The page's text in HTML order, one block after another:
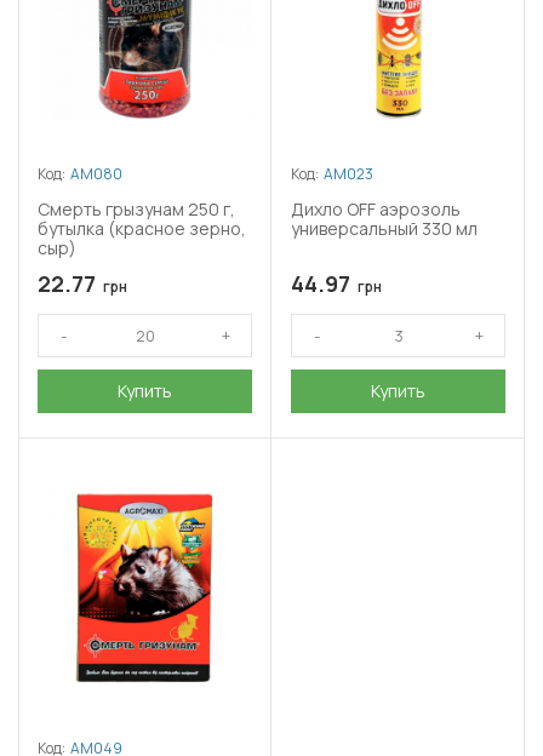
Код: АМ080
Смерть грызунам 250 г,
бутылка (красное зерно,
сыр)
22.77 грн
Купить
Код: АМ023
Дихло OFF аэрозоль
универсальный 330 мл
44.97 грн
Купить
Код: АМ049